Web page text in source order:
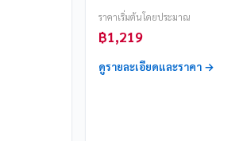
ราคาเริ่มต้นโดยประมาณ
฿1,219
ดูรายละเอียดและราคา →